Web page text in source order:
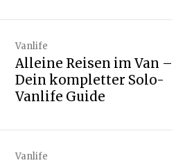
Vanlife
Alleine Reisen im Van –
Dein kompletter Solo-
Vanlife Guide
Vanlife